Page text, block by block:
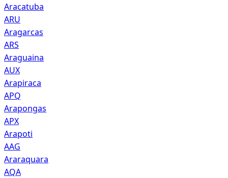
Aracatuba
ARU
Aragarcas
ARS
Araguaina
AUX
Arapiraca
APQ
Arapongas
APX
Arapoti
AAG
Araraquara
AQA